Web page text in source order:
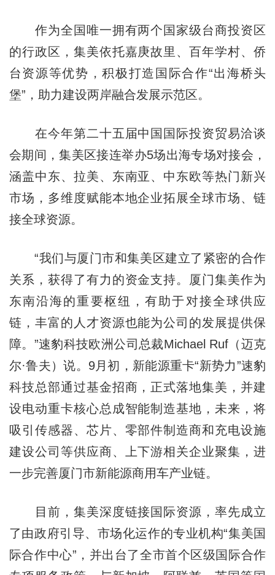
作为全国唯一拥有两个国家级台商投资区
的行政区，集美依托嘉庚故里、百年学村、侨
台资源等优势，积极打造国际合作“出海桥头
堡”，助力建设两岸融合发展示范区。
在今年第二十五届中国国际投资贸易洽谈
会期间，集美区接连举办5场出海专场对接会，
涵盖中东、拉美、东南亚、中东欧等热门新兴
市场，多维度赋能本地企业拓展全球市场、链
接全球资源。
“我们与厦门市和集美区建立了紧密的合作
关系，获得了有力的资金支持。厦门集美作为
东南沿海的重要枢纽，有助于对接全球供应
链，丰富的人才资源也能为公司的发展提供保
障。”速豹科技欧洲公司总裁Michael Ruf（迈克
尔·鲁夫）说。9月初，新能源重卡“新势力”速豹
科技总部通过基金招商，正式落地集美，并建
设电动重卡核心总成智能制造基地，未来，将
吸引传感器、芯片、零部件制造商和充电设施
建设公司等供应商、上下游相关企业聚集，进
一步完善厦门市新能源商用车产业链。
目前，集美深度链接国际资源，率先成立
了由政府引导、市场化运作的专业机构“集美国
际合作中心”，并出台了全市首个区级国际合作